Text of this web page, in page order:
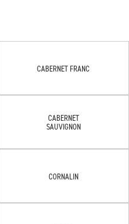
CABERNET FRANC
CABERNET
SAUVIGNON
CORNALIN